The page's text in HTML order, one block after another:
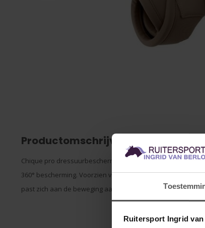
Ruitersport Ingrid
Productomschrijving
Chique pro dressuurbeschermers. Gemaakt van
360° bescherming. Voorzien van een uitsparing aan de
past zich aan de beweging aan. Sluitingen van kunstleer